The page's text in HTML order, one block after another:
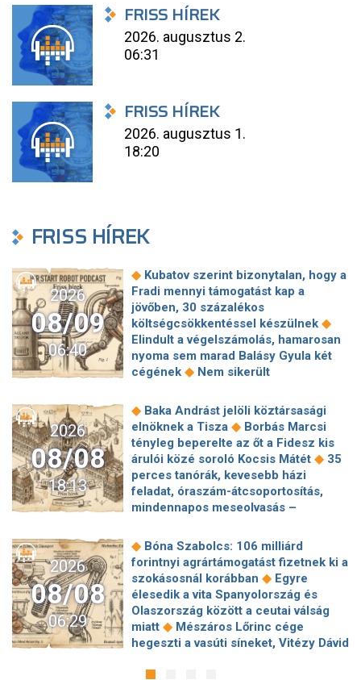
FRISS HÍREK
2026. augusztus 2.
06:31
FRISS HÍREK
2026. augusztus 1.
18:20
FRISS HÍREK
2026
08/09
06:40
◆ Kubatov szerint bizonytalan, hogy a
Fradi mennyi támogatást kap a
jövőben, 30 százalékos
költségcsökkentéssel készülnek ◆
Elindult a végelszámolás, hamarosan
nyoma sem marad Balásy Gyula két
cégének ◆ Nem sikerült
tojással dobálták meg a
miniszterelnököt – Koszovóban ◆
Szépségipar és orvosi turizmus:
milyen erős Budapest a plasztikai
sebészet térképén? ◆ 72 óra
Montenegróban ◆35 perces tanórák
lehetnek az alsó tagozatos diákoknak,
komoly változások jöhetnek az
András kirúgásával kezdődött, most a
köztársasági elnökké választásával ér
véget◆Farkas Fanni, a Tv2 Híradó új
arca a legvagányabb híradós: imád
veszélyesen élni◆Eldől a
planetárium jövője – posztolt a
miniszter◆Hogy is volt, amikor Baka
2026
08/08
18:13
◆ Baka Andrást jelöli köztársasági
elnöknek a Tisza ◆ Borbás Marcsi
tényleg beperelte az őt a Fidesz kis
árulói közé soroló Kocsis Mátét ◆ 35
perces tanórák, kevesebb házi
feladat, óraszám-átcsoportosítás,
mindennapos meseolvasás –
tagozatos javaslatcsomagja
Lemond és az egyetemről is távozik
az Ádám Zoltánt kirúgó corvinusos
rektorhelyettes◆
Katasztrófavédelem: Ez már nekünk is
sok! És sajnos nem látjuk a végét ◆
Nem fizeti vissza a vételárat a zuglói
kormányzati negyed
ingatlanfejlesztője
2026
08/08
06:29
◆ Bóna Szabolcs: 106 milliárd
forintnyi agrártámogatást fizetnek ki a
szokásosnál korábban ◆ Egyre
élesedik a vita Spanyolország és
Olaszország között a ceutai válság
miatt ◆ Mészáros Lőrinc cége
hegeszti a vasúti síneket, Vitézy Dávid